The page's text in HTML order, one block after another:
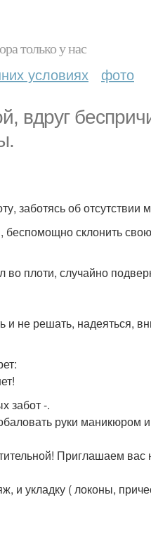
только у нас
условиях фото
вдруг
заботясь об отсутствии
склонить
плоти, случайно
и не решать, надеяться,
забот -.
руки маникюром
Приглашаем вас
и укладку ( локоны,